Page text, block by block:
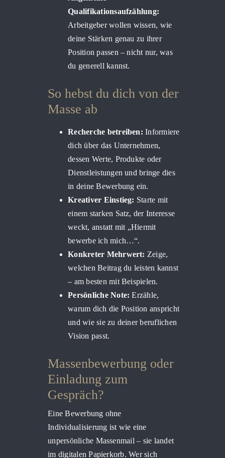
Qualifikationsaufzählung:
Arbeitgeber wollen wissen, wie
deine Stärken genau zu ihrer
Position passen – nicht nur, was
du generell kannst.
So hebst du dich von der
Masse ab
Recherche betreiben: Informiere
dich über das Unternehmen,
dessen Werte, Produkte oder
Dienstleistungen und bringe dies
in deine Bewerbung ein.
Kreativer Einstieg: Starte mit
einem starken Satz, der Interesse
weckt, anstatt mit „Hiermit
bewerbe ich mich…“.
Konkreter Mehrwert: Zeige,
welchen Beitrag du leisten kannst
– am besten mit Beispielen.
Persönliche Note: Erzähle,
warum dich die Position anspricht
und wie sie zu deiner beruflichen
Vision passt.
Massenbewerbung oder
Einladung zum
Gespräch?
Eine Bewerbung ohne
Individualisierung ist wie eine
unpersönliche Massenmail – sie landet
im digitalen Papierkorb. Wer sich